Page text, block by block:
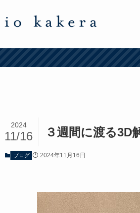
３週間に渡る3D
2024
11/16
ブログ 2024年11月16日